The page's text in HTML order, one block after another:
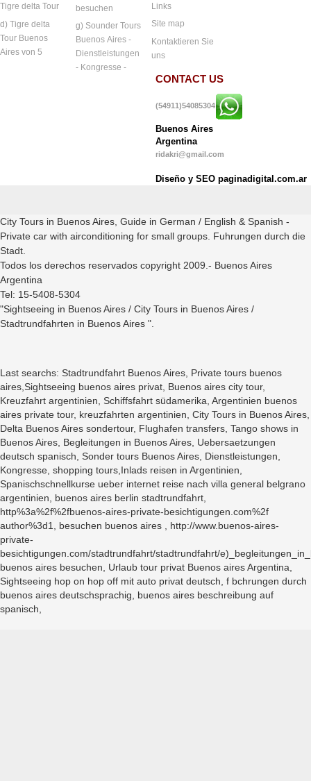
Tigre delta Tour
d) Tigre delta
Tour Buenos
Aires von 5
besuchen
g) Sounder Tours
Buenos Aires -
Dienstleistungen
- Kongresse -
Links
Site map
Kontaktieren Sie
uns
CONTACT US
(54911)54085304
Buenos Aires
Argentina
ridakri@gmail.com
Diseño y SEO paginadigital.com.ar
City Tours in Buenos Aires, Guide in German / English & Spanish -
Private car with airconditioning for small groups. Fuhrungen durch die
Stadt.
Todos los derechos reservados copyright 2009.- Buenos Aires
Argentina
Tel: 15-5408-5304
"Sightseeing in Buenos Aires / City Tours in Buenos Aires /
Stadtrundfahrten in Buenos Aires ".
Last searchs: Stadtrundfahrt Buenos Aires, Private tours buenos
aires,Sightseeing buenos aires privat, Buenos aires city tour,
Kreuzfahrt argentinien, Schiffsfahrt südamerika, Argentinien buenos
aires private tour, kreuzfahrten argentinien, City Tours in Buenos Aires,
Delta Buenos Aires sondertour, Flughafen transfers, Tango shows in
Buenos Aires, Begleitungen in Buenos Aires, Uebersaetzungen
deutsch spanisch, Sonder tours Buenos Aires, Dienstleistungen,
Kongresse, shopping tours,Inlads reisen in Argentinien,
Spanischschnellkurse ueber internet reise nach villa general belgrano
argentinien, buenos aires berlin stadtrundfahrt,
http%3a%2f%2fbuenos-aires-private-besichtigungen.com%2f
author%3d1, besuchen buenos aires , http://www.buenos-aires-
private-
besichtigungen.com/stadtrundfahrt/stadtrundfahrt/
buenos aires besuchen, Urlaub tour privat Buenos aires Argentina,
Sightseeing hop on hop off mit auto privat deutsch, f bchrungen durch
buenos aires deutschsprachig, buenos aires beschreibung auf
spanisch,